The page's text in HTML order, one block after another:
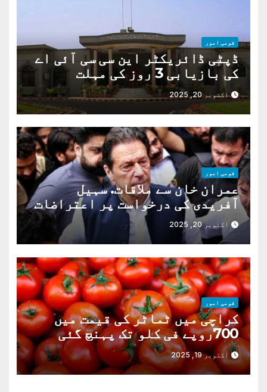
قومی امور
ڈپٹی ڈائریکٹر این سی سی آئی اے
کی بازیابی 3 روز کی مہلت
اکتوبر 20, 2025
قومی امور
عمران خان سے ملاقات. سہیل
آفریدی کی درخواست پر اعتراضات
دوراکتوبر 20, 2025
قومی امور
کراچی میں ٹماٹر کی قیمت میں
700روپے فی کلو تک پہنچ گئی
اکتوبر 19, 2025